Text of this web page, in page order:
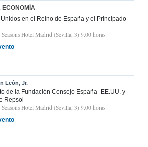
ECONOMÍA
en el Reino de España y el Principado
Hotel Madrid (Sevilla, 3) 9.00 horas
León, Jr.
de la Fundación Consejo España–EE.UU. y
Repsol
Hotel Madrid (Sevilla, 3) 9.00 horas